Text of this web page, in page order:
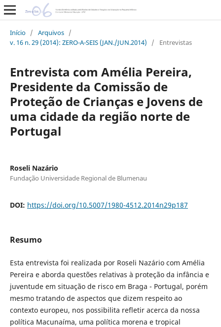
Início / Arquivos /
v. 16 n. 29 (2014): ZERO-A-SEIS (JAN./JUN.2014)
/ Entrevistas
Entrevista com Amélia Pereira,
Presidente da Comissão de
Proteção de Crianças e Jovens de
uma cidade da região norte de
Portugal
Roseli Nazário
Fundação Universidade Regional de Blumenau
DOI: https://doi.org/10.5007/1980-4512.2014n29p187
Resumo
Esta entrevista foi realizada por Roseli Nazário com Amélia
Pereira e aborda questões relativas à proteção da infância e
juventude em situação de risco em Braga - Portugal, porém
mesmo tratando de aspectos que dizem respeito ao
contexto europeu, nos possibilita refletir acerca da nossa
política Macunaíma, uma política morena e tropical